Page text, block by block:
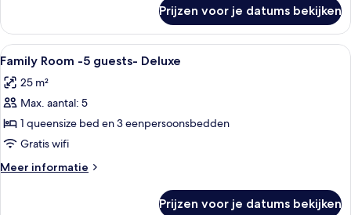
Room
Deluxe
Prijzen voor je datums bekijken
Alle
foto's
voor
Family
Room
-5
guests-
Deluxe
Een kluis op de kamer,
2
Family Room -5 guests- Deluxe
25 m²
Max. aantal: 5
1 queensize bed en 3 eenpersoonsbedden
Gratis wifi
Meer informatie
Meer
Prijzen voor je datums bekijken